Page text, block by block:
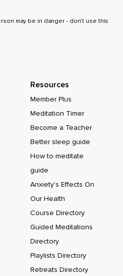
may be in danger - don’t use this
Resources
Member Plus
Meditation Timer
Become a Teacher
Better sleep guide
How to meditate
guide
Anxiety's Effects On
Our Health
Course Directory
Guided Meditations
Directory
Playlists Directory
Retreats Directory